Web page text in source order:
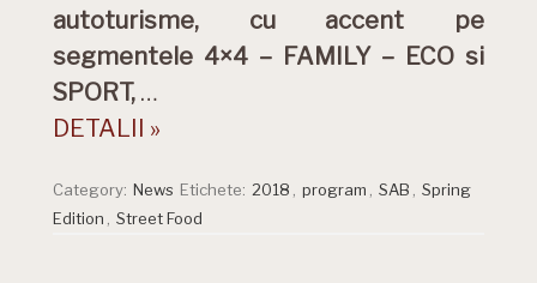
autoturisme, cu accent pe
segmentele 4×4 – FAMILY – ECO si
SPORT, …
DETALII »
Category: News Etichete: 2018 program SAB
Spring
Edition
Street Food